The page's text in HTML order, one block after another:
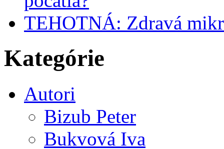
TEHOTNÁ: Zdravá
Kategórie
Autori
Bizub Peter
Bukvová Iva